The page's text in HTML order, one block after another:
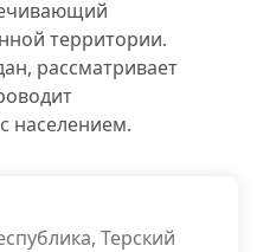
территории.
рассматривает
населением.
Терский